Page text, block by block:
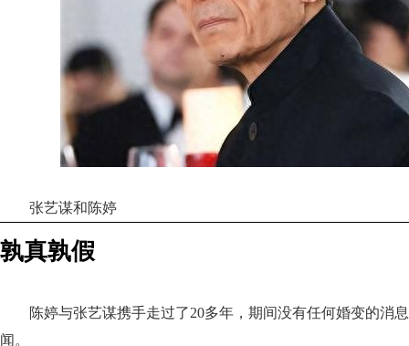
张艺谋和陈婷
孰真孰假
陈婷与张艺谋携手走过了20多年，期间没有任何婚变的消
闻。